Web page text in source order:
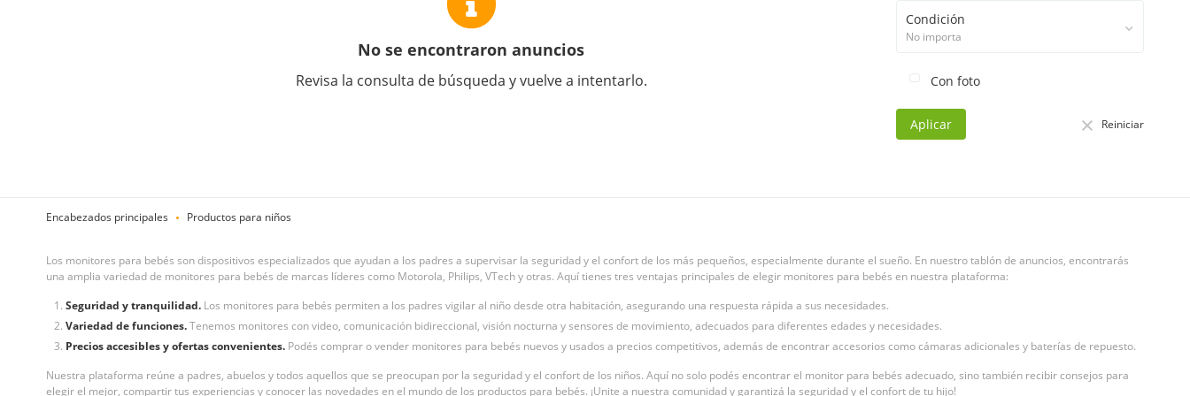
No se encontraron anuncios
Revisa la consulta de búsqueda y vuelve a intentarlo.
Condición
No importa
Con foto
Aplicar Reiniciar
Encabezados principales Productos para niños
Los monitores para bebés son dispositivos especializados que ayudan a los padres a supervisar la seguridad y el confort de los más pequeños, especialmente durante el sueño. En nuestro tablón de anuncios, encontrarás
una amplia variedad de monitores para bebés de marcas líderes como Motorola, Philips, VTech y otras. Aquí tienes tres ventajas principales de elegir monitores para bebés en nuestra plataforma:
Seguridad y tranquilidad. Los monitores para bebés permiten a los padres vigilar al niño desde otra habitación, asegurando una respuesta rápida a sus necesidades.
Variedad de funciones.Tenemos monitores con video, comunicación bidireccional, visión nocturna y sensores de movimiento, adecuados para diferentes edades y necesidades.
Precios accesibles y ofertas convenientes. Podés comprar o vender monitores para bebés nuevos y usados a precios competitivos, además de encontrar accesorios como cámaras adicionales y baterías de repuesto.
Nuestra plataforma reúne a padres, abuelos y todos aquellos que se preocupan por la seguridad y el confort de los niños. Aquí no solo podés encontrar el monitor para bebés adecuado, sino también recibir consejos para
elegir el mejor, compartir tus experiencias y conocer las novedades en el mundo de los productos para bebés. ¡Unite a nuestra comunidad y garantizá la seguridad y el confort de tu hijo!